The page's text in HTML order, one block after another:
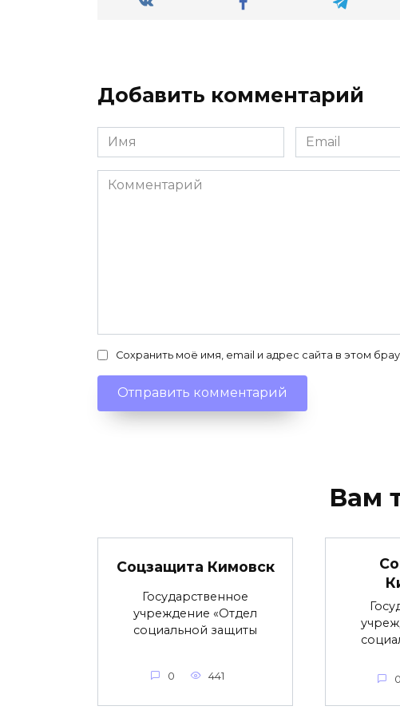
Добавить комментарий
Имя
*
Email
*
Комментарий
Сохранить моё имя, email и адрес сайта в этом
Вам
Соцзащита Кимовск
Государственное
учреждение «Отдел
социальной защиты
0 441 0